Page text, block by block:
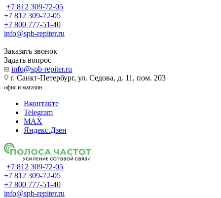
+7 812 309-72-05
+7 812 309-72-05
+7 800 777-51-40
info@spb-repiter.ru
Заказать звонок
Задать вопрос
info@spb-repiter.ru
г. Санкт-Петербург, ул. Седова, д. 11, пом. 203
офис и магазин
Вконтакте
Telegram
MAX
Яндекс.Дзен
+7 812 309-72-05
+7 812 309-72-05
+7 800 777-51-40
info@spb-repiter.ru